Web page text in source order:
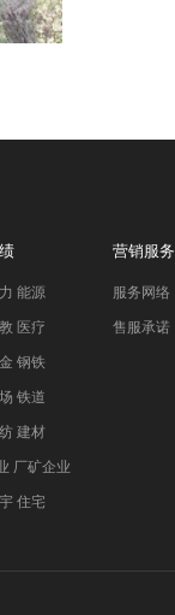
能源
医疗
钢铁
铁道
建材
厂矿企业
住宅
营销服务
服务网络
售服承诺